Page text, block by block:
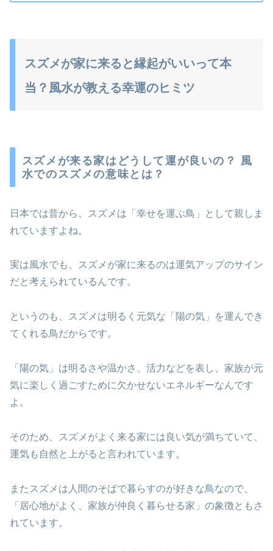
スズメが家に来ると縁起がいいって本
当？風水が教える幸運のヒミツ
スズメが来る家はどうして運が良いの？ 風
水でのスズメの意味とは？
日本では昔から、スズメは「幸せを運ぶ鳥」として親しま
れていますよね。
実は風水でも、スズメが家に来るのは運気アップのサイン
だと考えられているんです。
というのも、スズメは明るく元気な「陽の気」を運んでき
てくれる鳥だからです。
「陽の気」は明るさや温かさ、活力などを表し、家族が元
気に楽しく過ごすために欠かせないエネルギーなんです
よ。
そのため、スズメがよく来る家には良い気が満ちていて、
運気も自然と上がると言われています。
またスズメは人間のそばで暮らすのが好きな鳥なので、
「居心地がよく、家族が仲良く暮らせる家」の象徴ともさ
れています。